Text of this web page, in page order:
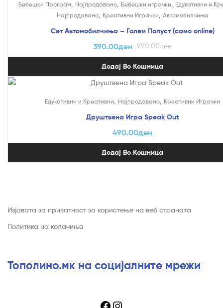
Бебешки Програм Најпродавано Бебешки играчки
Едукативни и
Најпродавано, Креативни Играчки Автомобилчиња
Сет Автомобилчиња – Голем Попуст (само online)
990.00ден
390.00ден
Додај Во Кошница
Едукативни и Креативни Најпродавано Креативни Играчки
Друштвена Игра Speak Out
490.00ден
Додај Во Кошница
Изјавата за приватност за користење на веб страната
Политика на колачиња
Тополино.мк на социјалните мрежи